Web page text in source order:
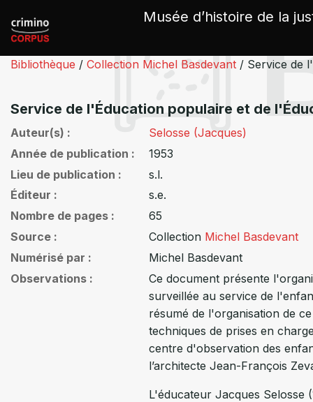
Musée d’histoire de la
Bibliothèque / Collection Michel Basdevant / Service de
Service de l'Éducation populaire et de
Auteur(s)
Selosse (Jacques)
Année de publication
1953
Lieu de publication
s.l.
Éditeur
s.e.
Nombre de pages
65
Source
Collection Michel Basdevant
Numérisé par
Michel Basdevant
Observations
Ce document présente
surveillée au service de
résumé de l'organisation de
techniques de prises en
centre d'observation des
l’architecte Jean-François
L'éducateur Jacques Selosse
Panneau de gestion des cookies